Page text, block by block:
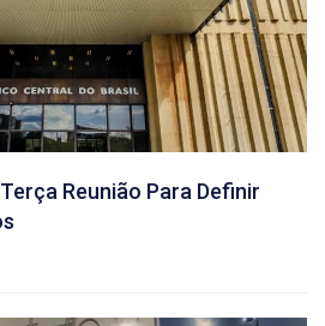
Reunião Para Definir